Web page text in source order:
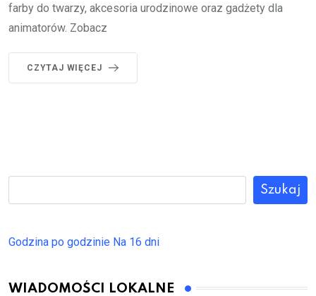
farby do twarzy, akcesoria urodzinowe oraz gadżety dla
animatorów. Zobacz
CZYTAJ WIĘCEJ
Szukaj
Godzina po godzinie Na 16 dni
WIADOMOŚCI LOKALNE